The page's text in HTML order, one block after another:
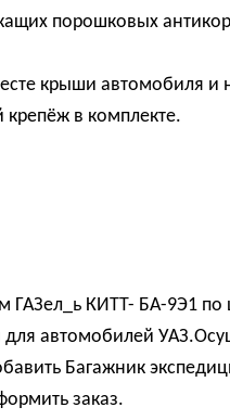
порошковых
крыши автомобиля и
в комплекте.
ГАЗел_ь КИТТ- БА-9Э1 по
для автомобилей
Багажник
заказ.